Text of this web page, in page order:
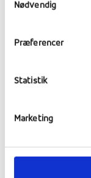
Nødvendig
Præferencer
Statistik
Marketing
af smil,
både for
end noget